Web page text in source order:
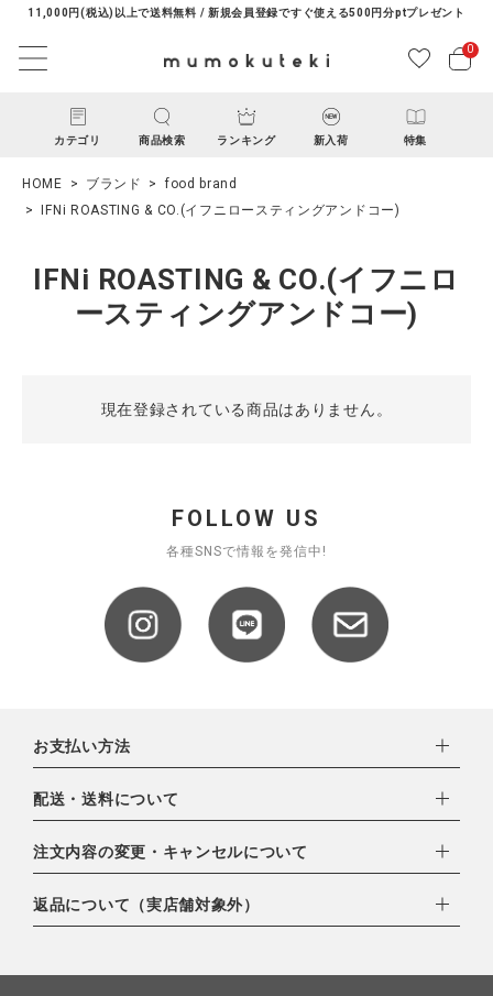
11,000円(税込)以上で送料無料 / 新規会員登録ですぐ使える500円分ptプレゼント
0
カテゴリ 商品検索 ランキング 新入荷 特集
ナチュラル服
生活雑貨
食品
HOME ブランド
food brand
IFNi ROASTING & CO.(イフニロースティングアンドコー)
IFNi ROASTING & CO.(イフニロ
ースティングアンドコー)
現在登録されている商品はありません。
FOLLOW US
各種SNSで情報を発信中!
お支払い方法
下記お支払い方法よりお選びいただけます。
・クレジットカード（VISA,mastercard,JCB,AMERICAN
EXPRESS,Diners Club）
・amazonペイメント
・楽天ペイ
・PayPay
配送・送料について
配達業者：日本郵便
北海道：1,400円
注文内容の変更・キャンセルについて
ご注文日当日から翌日のAM9:00までにご連絡頂いた場合はキャ
ンセルは可能です。
返品について（実店舗対象外）